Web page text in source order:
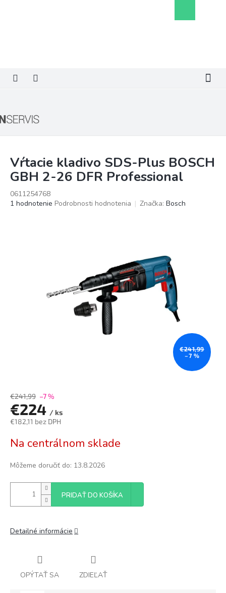
košík
Vŕtacie kladivo SDS-Plus BOSCH
GBH 2-26 DFR Professional
0611254768
Priemerné
1 hodnotenie Podrobnosti hodnotenia Značka: Bosch
€241,99
–7 %
€241,99 –7 %
€224 / ks
€182,11 bez DPH
cena:
Na centrálnom sklade
Môžeme doručiť do: 13.8.2026
PRIDAŤ DO KOŠÍKA
Detailné informácie
OPÝTAŤ SA ZDIEĽAŤ